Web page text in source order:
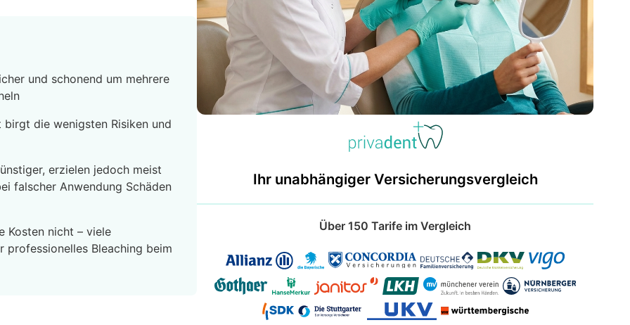
und schonend um mehrere
die wenigsten Risiken und
erzielen jedoch meist
falscher Anwendung Schäden
Kosten nicht – viele
professionelles Bleaching beim
Ihr unabhängiger Versicherungsvergleich
Über 150 Tarife im Vergleich